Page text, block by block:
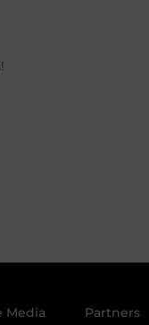
Media Partners